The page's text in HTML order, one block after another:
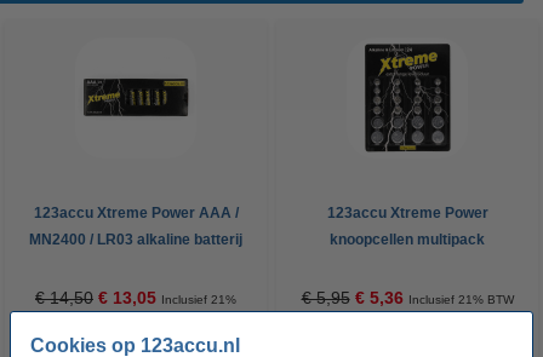
Cookies op 123accu.nl
123accu Xtreme Power AAA /
MN2400 / LR03 alkaline batterij
€ 14,50 € 13,05 Inclusief 21%
123accu Xtreme Power
knoopcellen multipack
€ 5,95 € 5,36 Inclusief 21% BTW